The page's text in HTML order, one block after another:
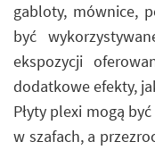
gabloty, mównice,
być
ekspozycji
dodatkowe efekty,
Płyty plexi mogą
w szafach, a